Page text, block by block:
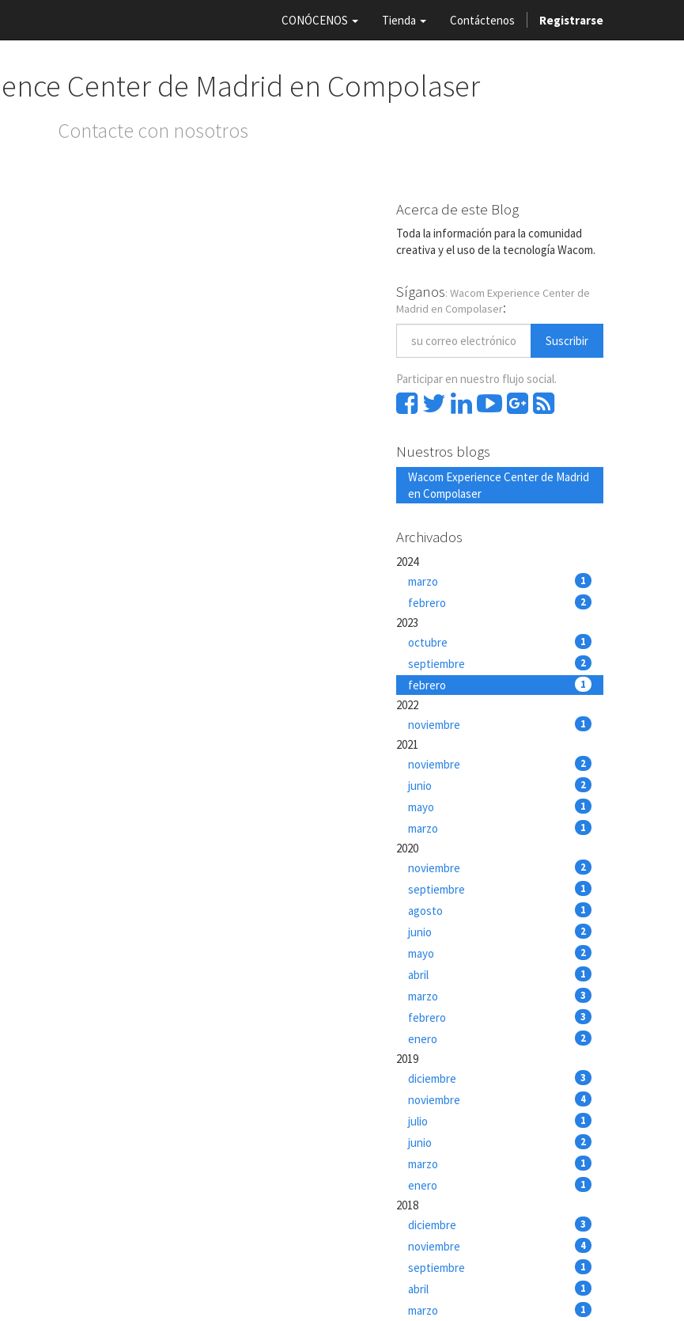
CONÓCENOS Tienda Contáctenos Registrarse
Center de Madrid en Compolaser
Contacte con nosotros
Acerca de este Blog
Toda la información para la comunidad
creativa y el uso de la tecnología Wacom.
Síganos: Wacom Experience Center de
Madrid en Compolaser:
Suscribir
Participar en nuestro flujo social.
Nuestros blogs
Wacom Experience Center de Madrid
en Compolaser
Archivados
2024
marzo
1
febrero 2
2023
octubre
1
septiembre 2
febrero 1
2022
noviembre
1
2021
noviembre
2
junio 2
mayo 1
marzo 1
2020
noviembre
2
septiembre 1
agosto 1
junio 2
mayo 2
abril 1
marzo 3
febrero 3
enero 2
2019
diciembre
3
noviembre 4
julio 1
junio 2
marzo 1
enero 1
2018
diciembre
3
noviembre 4
septiembre 1
abril 1
marzo 1